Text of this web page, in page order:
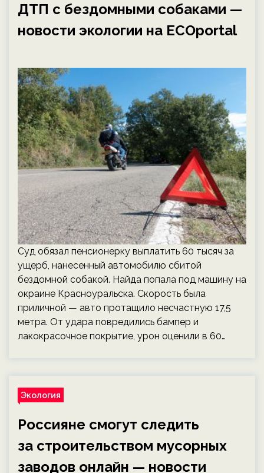
ДТП с бездомными собаками —
новости экологии на ECOportal
Суд обязал пенсионерку выплатить 60 тысяч за
ущерб, нанесенный автомобилю сбитой
бездомной собакой. Найда попала под машину на
окраине Красноуральска. Скорость была
приличной — авто протащило несчастную 17,5
метра. От удара повредились бампер и
лакокрасочное покрытие, урон оценили в 60…
Экология
Россияне смогут следить
за строительством мусорных
заводов онлайн — новости